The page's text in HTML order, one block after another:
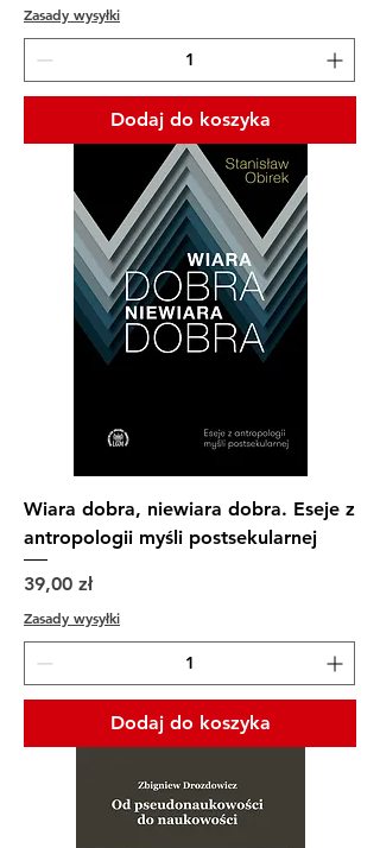
Zasady wysyłki
Dodaj do koszyka
Wiara dobra, niewiara dobra. Eseje z
antropologii myśli postsekularnej
Cena
39,00 zł
Zasady wysyłki
Dodaj do koszyka